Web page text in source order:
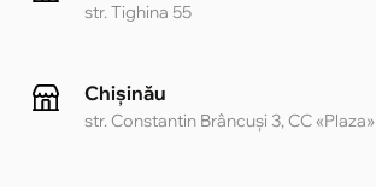
str. Tighina 55
Chișinău
str. Constantin Brâncuși 3, CC «Plaza»